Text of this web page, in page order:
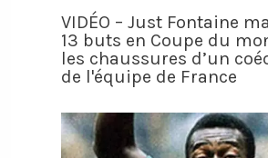
VIDÉO – Just Fontaine
13 buts en Coupe du
les chaussures d’un
de l'équipe de France